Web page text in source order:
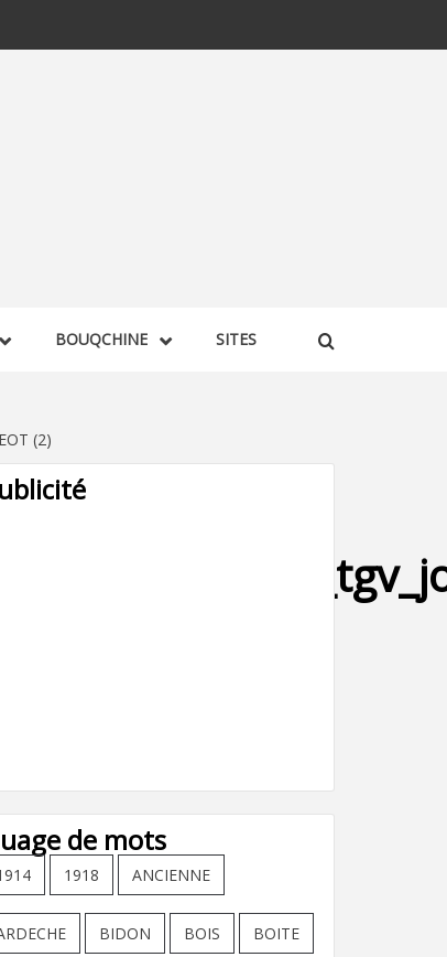
BOUQCHINE SITES
(2)
de mots
1918 ANCIENNE
BIDON BOIS BOITE